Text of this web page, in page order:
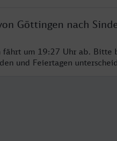
Göttingen nach
fährt um 19:27 Uhr ab. Bitte
und Feiertagen